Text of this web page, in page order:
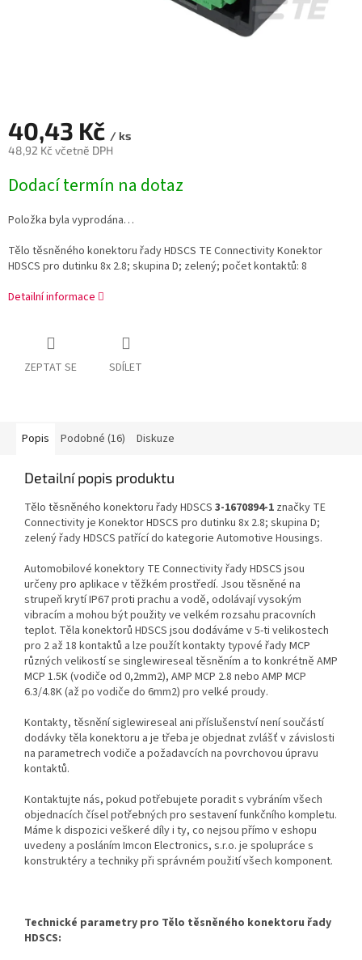
40,43 Kč / ks
48,92 Kč včetně DPH
cena:
Dodací termín na dotaz
Položka byla vyprodána…
Tělo těsněného konektoru řady HDSCS TE Connectivity Konektor
HDSCS pro dutinku 8x 2.8; skupina D; zelený; počet kontaktů: 8
Detailní informace
ZEPTAT SE SDÍLET
Popis Podobné (16) Diskuze
Detailní popis produktu
Tělo těsněného konektoru řady HDSCS 3-1670894-1 značky TE
Connectivity je Konektor HDSCS pro dutinku 8x 2.8; skupina D;
zelený řady HDSCS patřící do kategorie Automotive Housings.
Automobilové konektory TE Connectivity řady HDSCS jsou
určeny pro aplikace v těžkém prostředí. Jsou těsněné na
strupeň krytí IP67 proti prachu a vodě, odolávají vysokým
vibracím a mohou být použity ve velkém rozsahu pracovních
teplot. Těla konektorů HDSCS jsou dodáváme v 5-ti velikostech
pro 2 až 18 kontaktů a lze použít kontakty typové řady MCP
různých velikostí se singlewireseal těsněním a to konkrétně AMP
MCP 1.5K (vodiče od 0,2mm2), AMP MCP 2.8 nebo AMP MCP
6.3/4.8K (až po vodiče do 6mm2) pro velké proudy.
Kontakty, těsnění siglewireseal ani příslušenství není součástí
dodávky těla konektoru a je třeba je objednat zvlášť v závislosti
na parametrech vodiče a požadavcích na povrchovou úpravu
kontaktů.
Kontaktujte nás, pokud potřebujete poradit s vybráním všech
objednacích čísel potřebných pro sestavení funkčního kompletu.
Máme k dispozici veškeré díly i ty, co nejsou přímo v eshopu
uvedeny a posláním Imcon Electronics, s.r.o. je spolupráce s
konstruktéry a techniky při správném použití všech komponent.
Technické parametry pro Tělo těsněného konektoru řady
HDSCS: